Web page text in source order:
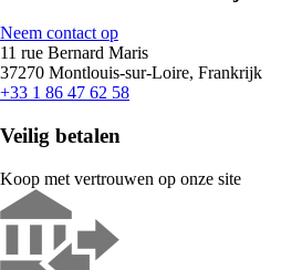
Neem contact op
11 rue Bernard Maris
37270 Montlouis-sur-Loire, Frankrijk
+33 1 86 47 62 58
Veilig betalen
Koop met vertrouwen op onze site